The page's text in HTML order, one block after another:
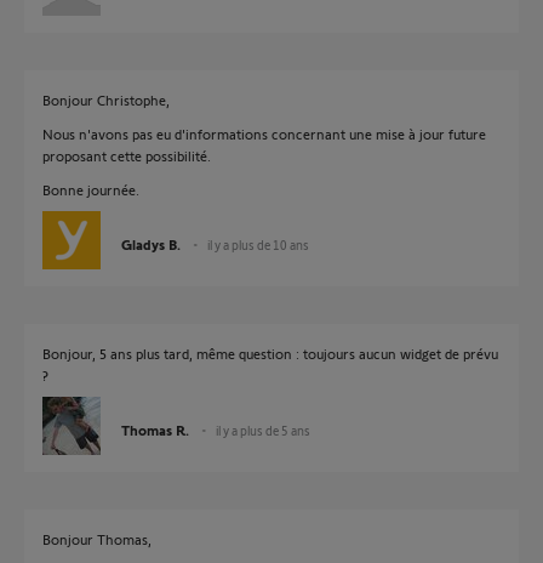
Bonjour Christophe,
Nous n'avons pas eu d'informations concernant une mise à jour future
proposant cette possibilité.
Bonne journée.
Gladys B. il y a plus de 10 ans
Bonjour, 5 ans plus tard, même question : toujours aucun widget de prévu
?
Thomas R. il y a plus de 5 ans
Bonjour Thomas,